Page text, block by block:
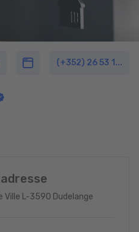
(+352) 26 53 1...
Ville L-3590 Dudelange